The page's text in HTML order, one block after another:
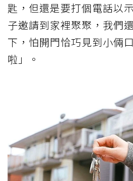
匙，但還是要打個電話以
子邀請到家裡聚聚，我們
下，怕開門恰巧見到小倆
啦」。